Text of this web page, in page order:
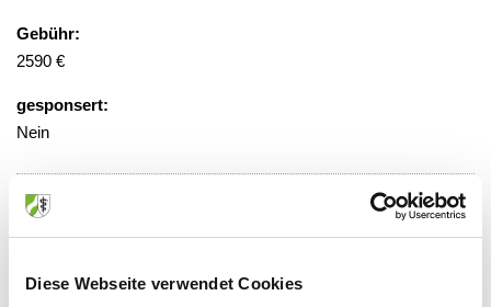
Diese Webseite verwendet Cookies
Gebühr:
2590 €
gesponsert:
Nein
Veranstaltungsort:
World Conference Center Bonn
Bonn